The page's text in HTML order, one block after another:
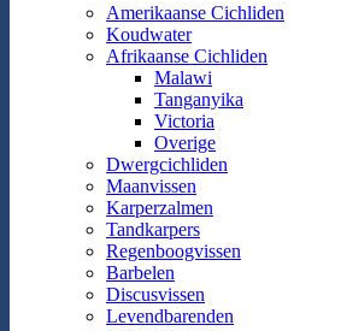
Amerikaanse Cichliden
Koudwater
Afrikaanse Cichliden
Malawi
Tanganyika
Victoria
Overige
Dwergcichliden
Maanvissen
Karperzalmen
Tandkarpers
Regenboogvissen
Barbelen
Discusvissen
Levendbarenden